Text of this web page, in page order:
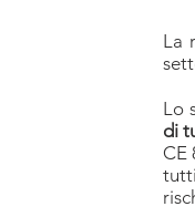
La
Lo
di
CE